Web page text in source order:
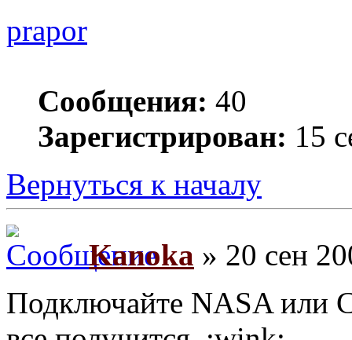
prapor
Сообщения: 40
Зарегистрирован: 15
Вернуться к началу
Kanoka » 20 сен
Подключайте NASA или